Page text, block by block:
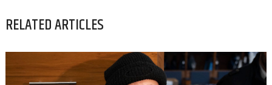
RELATED ARTICLES